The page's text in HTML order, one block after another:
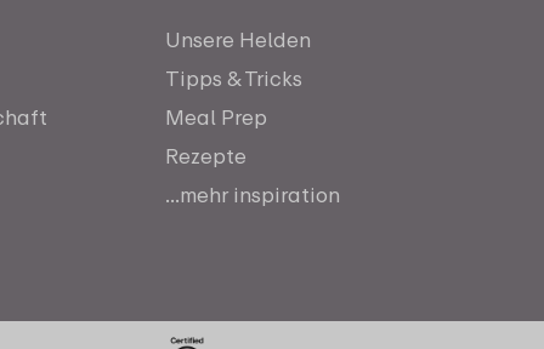
Unsere Helden
Tipps & Tricks
Meal Prep
Rezepte
...mehr inspiration